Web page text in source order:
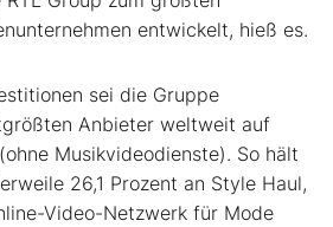
entwickelt, hieß es.
sei die Gruppe
Anbieter weltweit auf
Musikvideodienste). So hält
26,1 Prozent an Style Haul,
Video-Netzwerk für Mode